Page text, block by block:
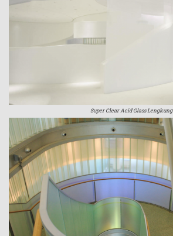
Super Clear Acid Glass Lengkung